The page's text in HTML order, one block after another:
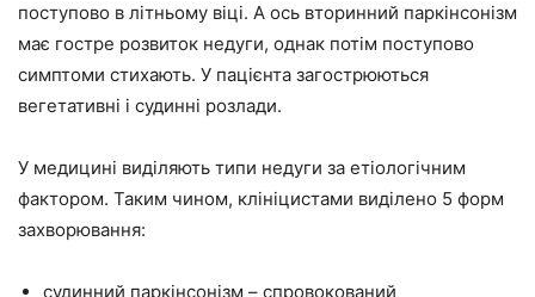
поступово в літньому віці. А ось вторинний паркінсонізм
має гостре розвиток недуги, однак потім поступово
симптоми стихають. У пацієнта загострюються
вегетативні і судинні розлади.
У медицині виділяють типи недуги за етіологічним
фактором. Таким чином, клініцистами виділено 5 форм
захворювання:
судинний паркінсонізм – спровокований